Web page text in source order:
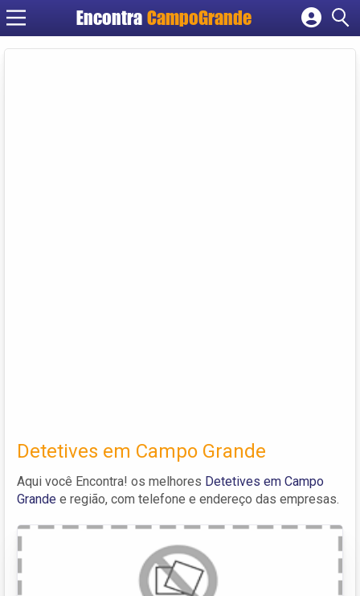
Encontra CampoGrande
Cadastrar empresa
Detetives em Campo Grande
Aqui você Encontra! os melhores Detetives em Campo
Grande e região, com telefone e endereço das empresas.